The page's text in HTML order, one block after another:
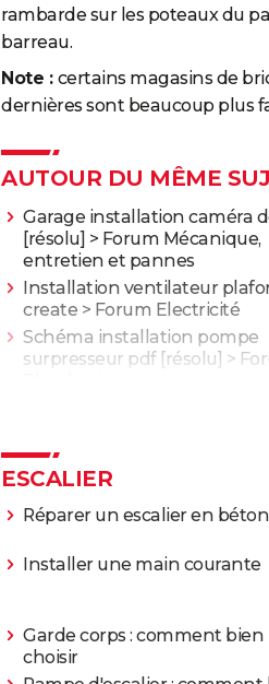
rambarde sur les poteaux du
barreau.
Note : certains magasins de
dernières sont beaucoup plus
AUTOUR DU MÊME
Garage installation caméra
[résolu] > Forum Mécanique,
entretien et pannes
Installation ventilateur
create > Forum Electricité
Schéma installation pompe
surpresseur pdf[résolu] >
ESCALIER
Réparer un escalier en béton
Installer une main courante
Garde corps : comment bien
choisir